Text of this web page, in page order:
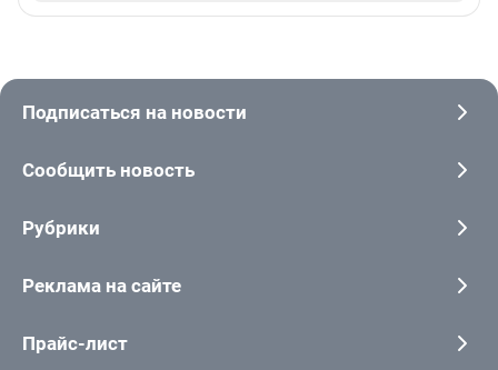
Подписаться на новости
Сообщить новость
Рубрики
Реклама на сайте
Прайс-лист